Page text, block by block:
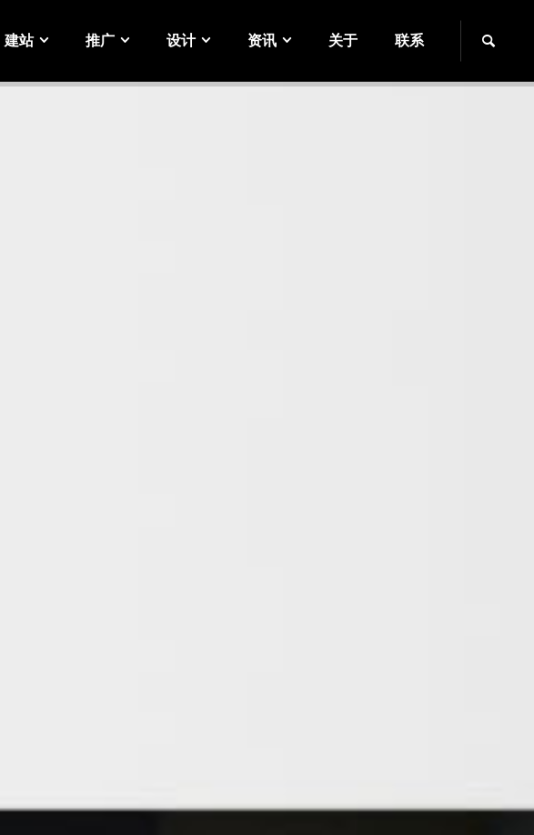
建站 推广 设计 资讯 关于 联系